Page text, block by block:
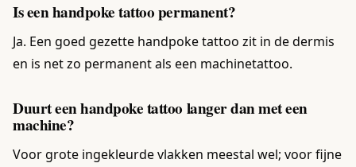
Is een handpoke tattoo permanent?
Ja. Een goed gezette handpoke tattoo zit in de dermis
en is net zo permanent als een machinetattoo.
Duurt een handpoke tattoo langer dan met een
machine?
Voor grote ingekleurde vlakken meestal wel; voor fijne